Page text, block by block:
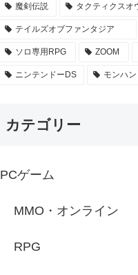
魔剣伝説 タクティクスオ
テイルズオブファンタジア
ソロ専用RPG ZOOM
ニンテンドーDS モンハン
カテゴリー
PCゲーム
MMO・オンライン
RPG